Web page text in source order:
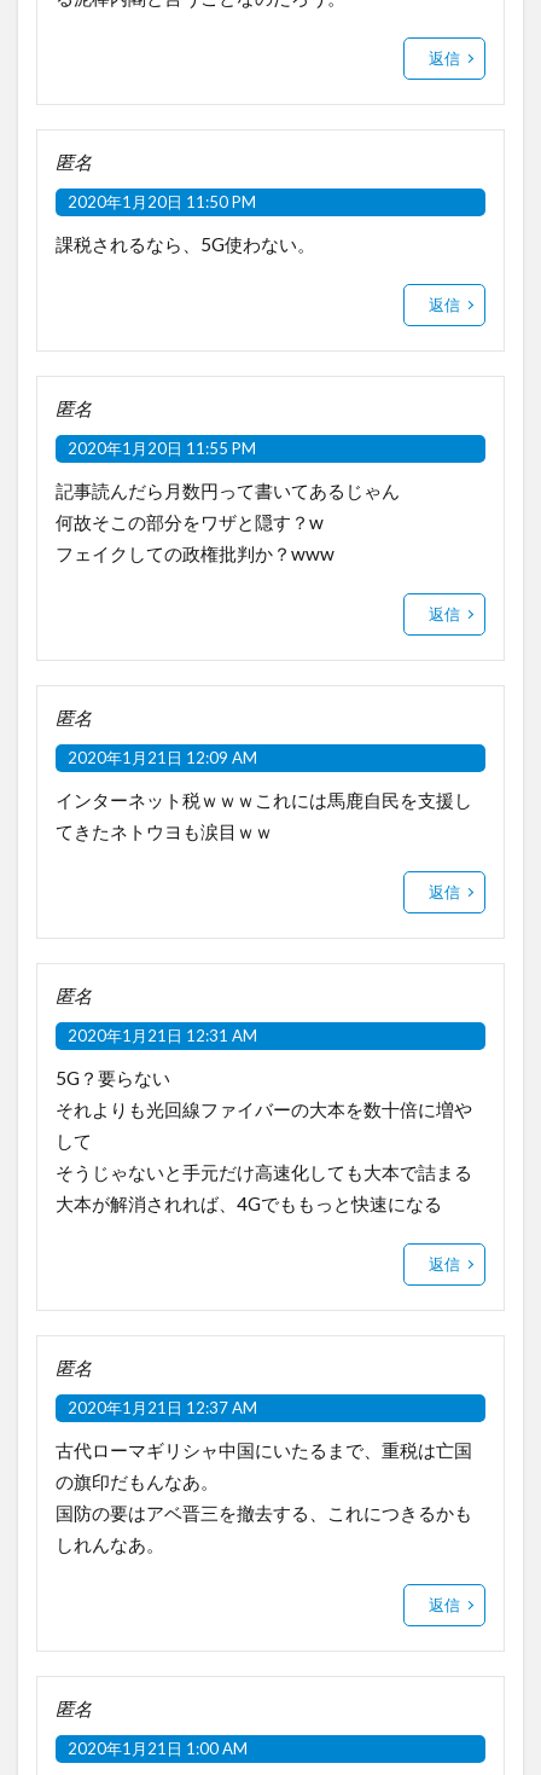
返信
匿名
2020年1月20日 11:50 PM
課税されるなら、5G使わない。
返信
匿名
2020年1月20日 11:55 PM
記事読んだら月数円って書いてあるじゃん
何故そこの部分をワザと隠す？w
フェイクしての政権批判か？www
返信
匿名
2020年1月21日 12:09 AM
インターネット税ｗｗｗこれには馬鹿自民を支援し
てきたネトウヨも涙目ｗｗ
返信
匿名
2020年1月21日 12:31 AM
5G？要らない
それよりも光回線ファイバーの大本を数十倍に増や
して
そうじゃないと手元だけ高速化しても大本で詰まる
大本が解消されれば、4Gでももっと快速になる
返信
匿名
2020年1月21日 12:37 AM
古代ローマギリシャ中国にいたるまで、重税は亡国
の旗印だもんなあ。
国防の要はアベ晋三を撤去する、これにつきるかも
しれんなあ。
返信
匿名
2020年1月21日 1:00 AM